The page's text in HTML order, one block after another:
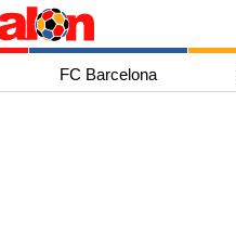
FC Barcelona